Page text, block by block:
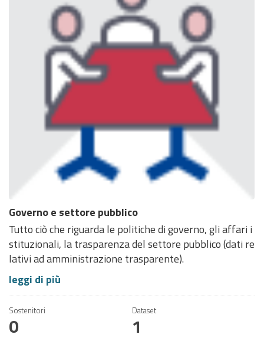
Governo e settore pubblico
Tutto ciò che riguarda le politiche di governo, gli affari i
stituzionali, la trasparenza del settore pubblico (dati re
lativi ad amministrazione trasparente).
leggi di più
Sostenitori
0
Dataset
1